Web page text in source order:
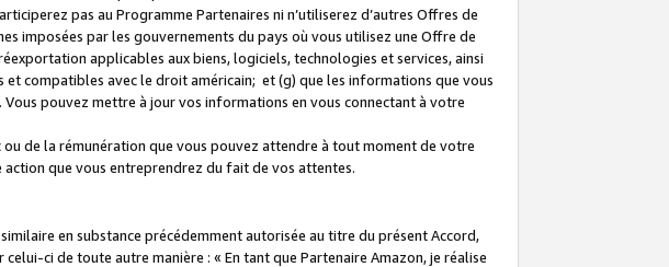
pas au Programme Partenaires ni n’utiliserez d’autres Offres de
imposées par les gouvernements du pays où vous utilisez une Offre de
applicables aux biens, logiciels, technologies et services, ainsi
compatibles avec le droit américain; et (g) que les informations que vous
pouvez mettre à jour vos informations en vous connectant à votre
de la rémunération que vous pouvez attendre à tout moment de votre
que vous entreprendrez du fait de vos attentes.
en substance précédemment autorisée au titre du présent Accord,
ci de toute autre manière : « En tant que Partenaire Amazon, je réalise